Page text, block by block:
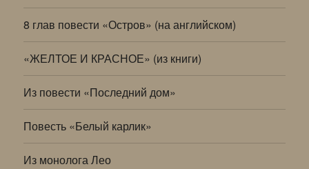
8 глав повести «Остров» (на английском)
«ЖЕЛТОЕ И КРАСНОЕ» (из книги)
Из повести «Последний дом»
Повесть «Белый карлик»
Из монолога Лео